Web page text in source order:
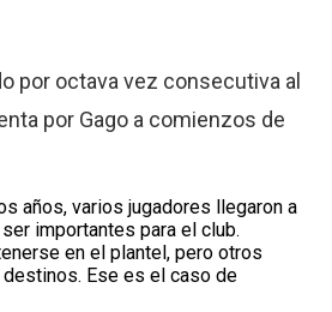
por octava vez consecutiva al
por Gago a comienzos de
años, varios jugadores llegaron a
importantes para el club.
en el plantel, pero otros
Ese es el caso de